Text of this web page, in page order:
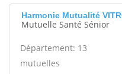
Harmonie Mutualité
Mutuelle Santé Sénior
Département: 13
mutuelles